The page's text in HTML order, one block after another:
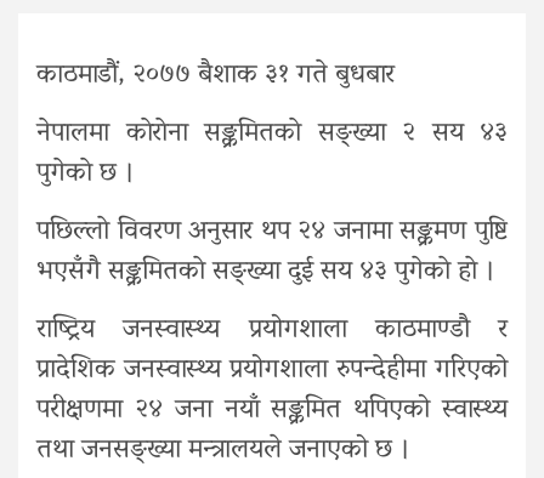
काठमाडौं, २०७७ बैशाक ३१ गते बुधबार
नेपालमा काेराेना सङ्क्रमितकाे सङ्ख्या २ सय ४३
पुगेकाे छ ।
पछिल्लाे विवरण अनुसार थप २४ जनामा सङ्क्रमण पुष्टि
भएसँगै सङ्क्रमितकाे सङ्ख्या दुई सय ४३ पुगेकाे हाे ।
राष्ट्रिय जनस्वास्थ्य प्रयोगशाला काठमाण्डौ र
प्रादेशिक जनस्वास्थ्य प्रयोगशाला रुपन्देहीमा गरिएको
परीक्षणमा २४ जना नयाँ सङ्क्रमित थपिएको स्वास्थ्य
तथा जनसङ्ख्या मन्त्रालयले जनाएको छ ।